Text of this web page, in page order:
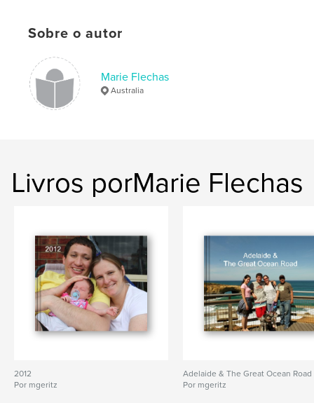
Sobre o autor
Marie Flechas
Australia
Livros porMarie Flechas
2012
Por mgeritz
Adelaide & The Great Ocean Road
Por mgeritz